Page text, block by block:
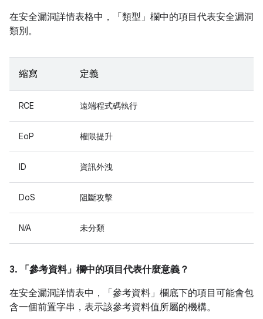
在安全漏洞詳情表格中，「類型」 欄中的項目代表安全漏洞
類別。
縮寫 定義
RCE 遠端程式碼執行
EoP 權限提升
ID 資訊外洩
DoS 阻斷攻擊
N/A 未分類
3. 「參考資料」 欄中的項目代表什麼意義？
在安全漏洞詳情表中，「參考資料」 欄底下的項目可能會包
含一個前置字串，表示該參考資料值所屬的機構。